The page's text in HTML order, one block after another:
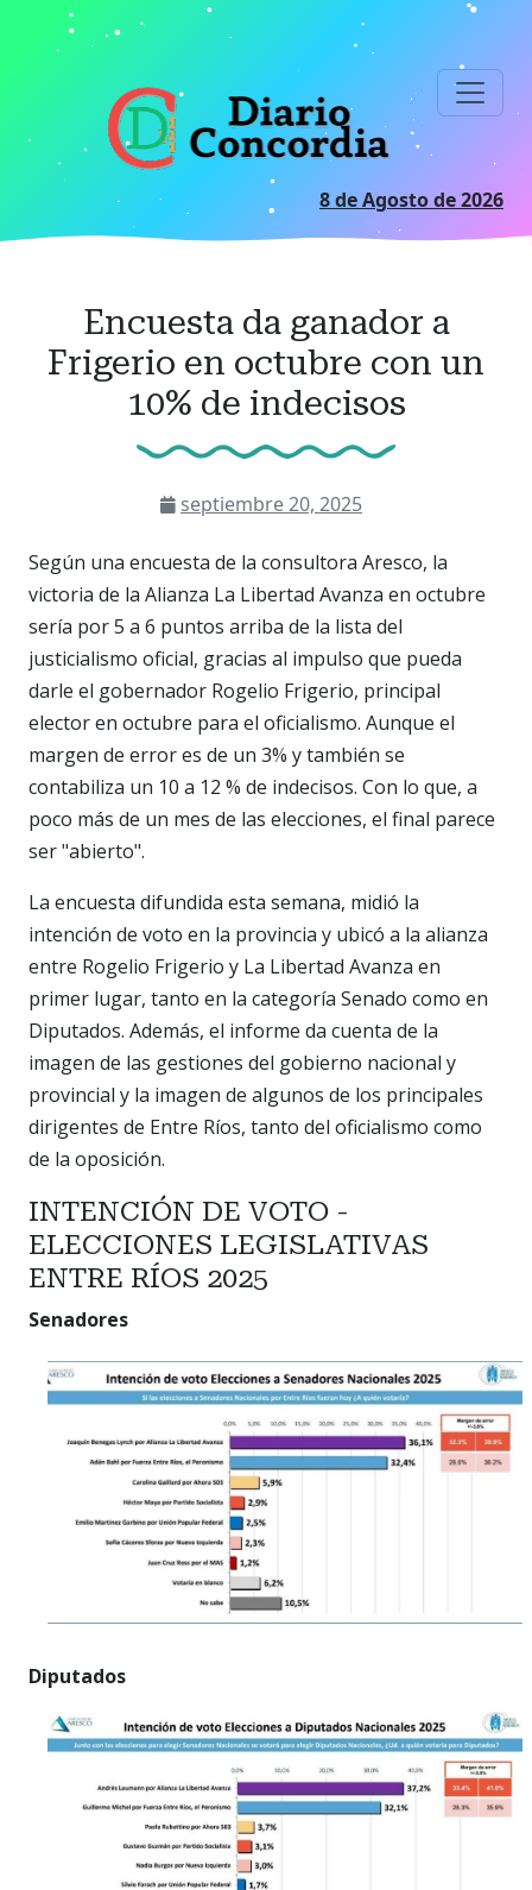
contenido
8 de Agosto de 2026
Encuesta da ganador a
Frigerio en octubre con un
10% de indecisos
septiembre 20, 2025
Según una encuesta de la consultora Aresco, la
victoria de la Alianza La Libertad Avanza en octubre
sería por 5 a 6 puntos arriba de la lista del
justicialismo oficial, gracias al impulso que pueda
darle el gobernador Rogelio Frigerio, principal
elector en octubre para el oficialismo. Aunque el
margen de error es de un 3% y también se
contabiliza un 10 a 12 % de indecisos. Con lo que, a
poco más de un mes de las elecciones, el final parece
ser "abierto".
La encuesta difundida esta semana, midió la
intención de voto en la provincia y ubicó a la alianza
entre Rogelio Frigerio y La Libertad Avanza en
primer lugar, tanto en la categoría Senado como en
Diputados. Además, el informe da cuenta de la
imagen de las gestiones del gobierno nacional y
provincial y la imagen de algunos de los principales
dirigentes de Entre Ríos, tanto del oficialismo como
de la oposición.
INTENCIÓN DE VOTO -
ELECCIONES LEGISLATIVAS
ENTRE RÍOS 2025
Senadores
Diputados